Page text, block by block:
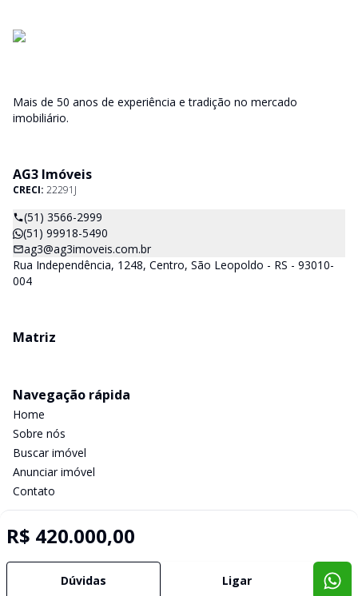
R$ 420.000,00
Dúvidas Ligar
Mais de 50 anos de experiência e tradição no mercado
imobiliário.
AG3 Imóveis
CRECI: 22291J
(51) 3566-2999
(51) 99918-5490
ag3@ag3imoveis.com.br
Rua Independência, 1248, Centro, São Leopoldo - RS - 93010-
004
Matriz
Navegação rápida
Home
Sobre nós
Buscar imóvel
Anunciar imóvel
Contato
Selo de Tecnologia Loft